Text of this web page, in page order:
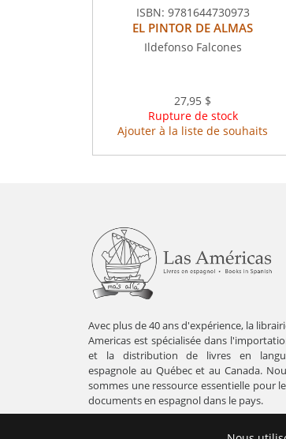
ISBN: 9781644730973
EL PINTOR DE ALMAS
Ildefonso Falcones
27,95 $
Rupture de stock
Ajouter à la liste de souhaits
Avec plus de 40 ans d'expérience, la
Americas est spécialisée dans
et la distribution de livres en
espagnole au Québec et au Canada.
sommes une ressource essentielle pour
documents en espagnol dans le pays.